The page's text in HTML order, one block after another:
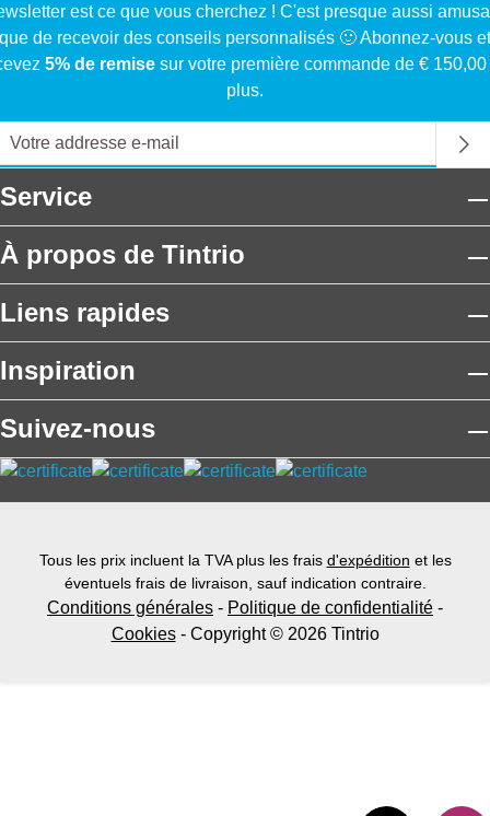
est ce que vous cherchez ! C'est presque aussi
que de recevoir des conseils personnalisés 🙂 Abonnez-vous et
5% de remise sur votre première commande de € 150,00
plus.
Service
À propos de Tintrio
Liens rapides
Inspiration
Suivez-nous
Tous les prix incluent la TVA plus les frais d'expédition et les
éventuels frais de livraison, sauf indication contraire.
Conditions générales - Politique de confidentialité -
Cookies- Copyright © 2026 Tintrio